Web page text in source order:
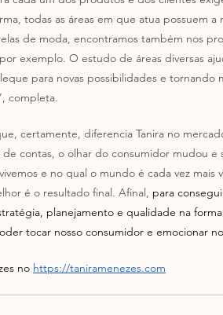
todas as áreas em que atua possuem a
de moda, encontramos também nos
exemplo. O estudo de áreas diversas
para novas possibilidades e tornando
completa.
certamente, diferencia Tanira no
de contas, o olhar do consumidor mudou
e no qual o mundo é cada vez mais
é o resultado final. Afinal, para
planejamento e qualidade na
tocar nosso consumidor e emocionar
no https://taniramenezes.com